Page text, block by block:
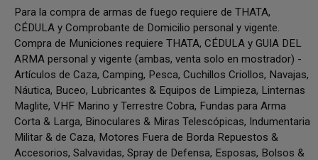
Para la compra de armas de fuego requiere de THATA,
CÉDULA y Comprobante de Domicilio personal y vigente.
Compra de Municiones requiere THATA, CÉDULA y GUIA DEL
ARMA personal y vigente (ambas, venta solo en mostrador) -
Artículos de Caza, Camping, Pesca, Cuchillos Criollos, Navajas,
Náutica, Buceo, Lubricantes & Equipos de Limpieza, Linternas
Maglite, VHF Marino y Terrestre Cobra, Fundas para Arma
Corta & Larga, Binoculares & Miras Telescópicas, Indumentaria
Militar & de Caza, Motores Fuera de Borda Repuestos &
Accesorios, Salvavidas, Spray de Defensa, Esposas, Bolsos &